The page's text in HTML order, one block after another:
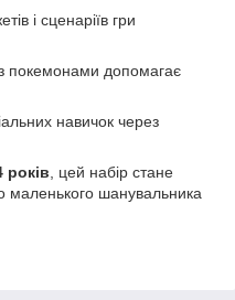
і сценаріїв гри
покемонами допомагає
навичок через
років , цей набір стане
маленького шанувальника